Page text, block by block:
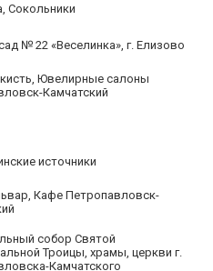
Сокольники
№ 22 «Веселинка», г. Елизово
Ювелирные салоны
Камчатский
источники
Кафе Петропавловск-
собор Святой
Троицы, храмы, церкви г.
Камчатского